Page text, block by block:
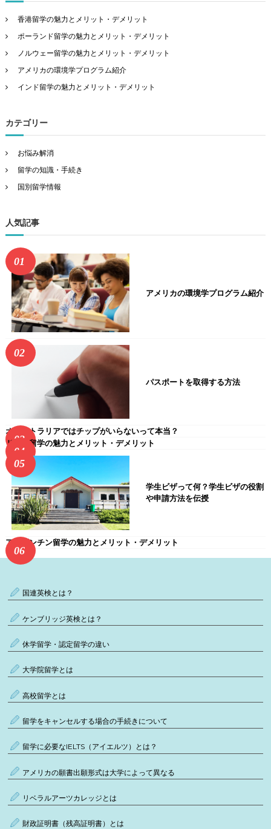
香港留学の魅力とメリット・デメリット
ポーランド留学の魅力とメリット・デメリット
ノルウェー留学の魅力とメリット・デメリット
アメリカの環境学プログラム紹介
インド留学の魅力とメリット・デメリット
カテゴリー
お悩み解消
留学の知識・手続き
国別留学情報
人気記事
アメリカの環境学プログラム紹介
パスポートを取得する方法
オーストラリアではチップがいらないって本当？
ドバイ留学の魅力とメリット・デメリット
学生ビザって何？学生ビザの役割
や申請方法を伝授
アルゼンチン留学の魅力とメリット・デメリット
国連英検とは？
ケンブリッジ英検とは？
休学留学・認定留学の違い
大学院留学とは
高校留学とは
留学をキャンセルする場合の手続きについて
留学に必要なIELTS（アイエルツ）とは？
アメリカの願書出願形式は大学によって異なる
リベラルアーツカレッジとは
財政証明書（残高証明書）とは